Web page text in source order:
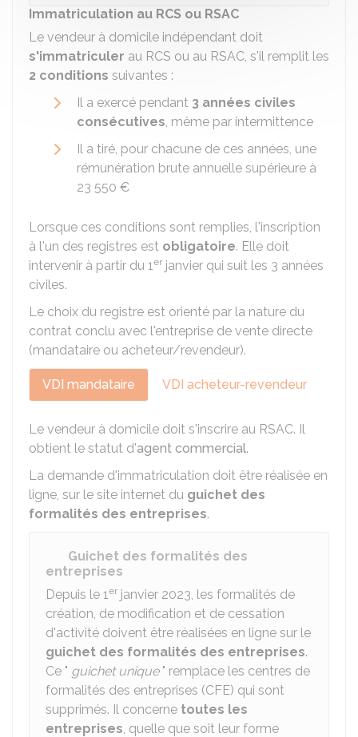
Immatriculation au RCS ou RSAC
Le vendeur à domicile indépendant doit
s'immatriculer au RCS ou au RSAC, s'il remplit les
2 conditions suivantes :
Il a exercé pendant 3 années civiles
consécutives, même par intermittence
Il a tiré, pour chacune de ces années, une
rémunération brute annuelle supérieure à
23 550 €
Lorsque ces conditions sont remplies, l'inscription
à l'un des registres est obligatoire. Elle doit
intervenir à partir du 1er janvier qui suit les 3 années
civiles.
Le choix du registre est orienté par la nature du
contrat conclu avec l'entreprise de vente directe
(mandataire ou acheteur/revendeur).
VDI mandataire VDI acheteur-revendeur
Le vendeur à domicile doit s'inscrire au RSAC. Il
obtient le statut d'agent commercial.
La demande d'immatriculation doit être réalisée en
ligne, sur le site internet du guichet des
formalités des entreprises.
Guichet des formalités des
entreprises
Depuis le 1er janvier 2023, les formalités de
création, de modification et de cessation
d'activité doivent être réalisées en ligne sur le
guichet des formalités des entreprises.
Ce " guichet unique" remplace les centres de
formalités des entreprises (CFE) qui sont
supprimés. Il concerne toutes les
entreprises, quelle que soit leur forme